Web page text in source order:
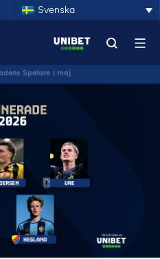
Svenska
Spelare i maj